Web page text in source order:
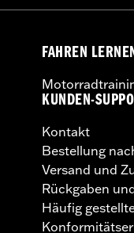
Breite:11.6 Inches
Maßeinheit
FAHREN
KUNDEN-
Kontakt
Bestellung
Versand und
Rückgaben
Häufig